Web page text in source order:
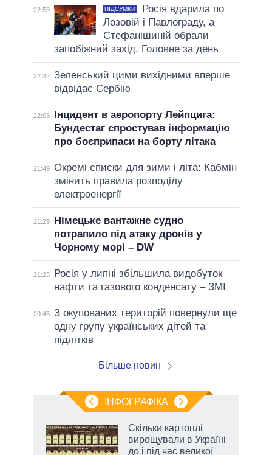
22:53 ПІДСУМКИ
Росія вдарила по
Лозовій і Павлограду, а
Стефанішиній обрали
запобіжний захід. Головне за день
22:32 Зеленський цими вихідними вперше
відвідає Сербію
22:03
Інцидент в аеропорту Лейпцига:
Бундестаг спростував інформацію
про боєприпаси на борту літака
21:49 Окремі списки для зими і літа: Кабмін
змінить правила розподілу
електроенергії
21:29
Німецьке вантажне судно
потрапило під атаку дронів у
Чорному морі – DW
21:25
Росія у липні збільшила видобуток
нафти та газового конденсату – ЗМІ
20:46 З окупованих територій повернули ще
одну групу українських дітей та
підлітків
Більше новин
ІНФОГРАФІКА
Скільки картоплі
вирощували в Україні
до і під час великої